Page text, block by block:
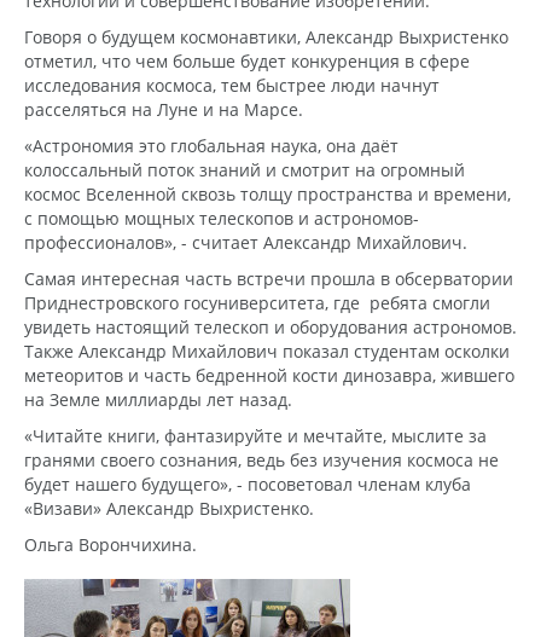
Говоря о будущем космонавтики, Александр Выхристенко
отметил, что чем больше будет конкуренция в сфере
исследования космоса, тем быстрее люди начнут
расселяться на Луне и на Марсе.
«Астрономия это глобальная наука, она даёт
колоссальный поток знаний и смотрит на огромный
космос Вселенной сквозь толщу пространства и времени,
с помощью мощных телескопов и астрономов-
профессионалов», - считает Александр Михайлович.
Самая интересная часть встречи прошла в обсерватории
Приднестровского госуниверситета, где ребята смогли
увидеть настоящий телескоп и оборудования астрономов.
Также Александр Михайлович показал студентам осколки
метеоритов и часть бедренной кости динозавра, жившего
на Земле миллиарды лет назад.
«Читайте книги, фантазируйте и мечтайте, мыслите за
гранями своего сознания, ведь без изучения космоса не
будет нашего будущего», - посоветовал членам клуба
«Визави» Александр Выхристенко.
Ольга Ворончихина.